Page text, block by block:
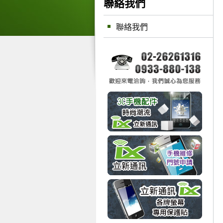
聯絡我們
聯絡我們